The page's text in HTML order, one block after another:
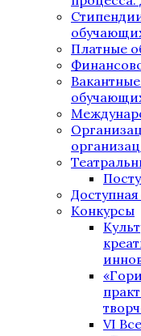
Платные
Конкурсы
VI